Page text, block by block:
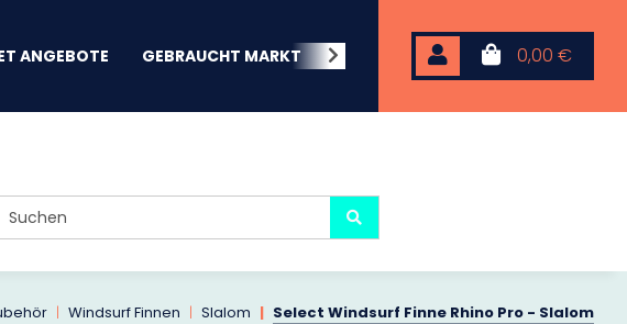
0,00 €
ANGEBOTE GEBRAUCHT MARKT BEACHWEAR NEOPREN
Windsurf Finnen Slalom Select Windsurf Finne Rhino Pro - Slalom